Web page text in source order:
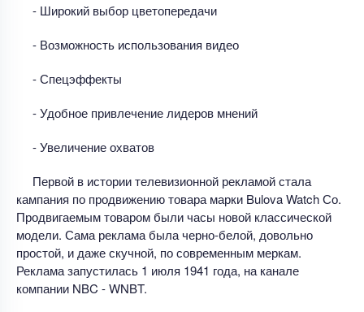
- Широкий выбор цветопередачи
- Возможность использования видео
- Спецэффекты
- Удобное привлечение лидеров мнений
- Увеличение охватов
Первой в истории телевизионной рекламой стала
кампания по продвижению товара марки Bulova Watch Со.
Продвигаемым товаром были часы новой классической
модели. Сама реклама была черно-белой, довольно
простой, и даже скучной, по современным меркам.
Реклама запустилась 1 июля 1941 года, на канале
компании NBC - WNBT.